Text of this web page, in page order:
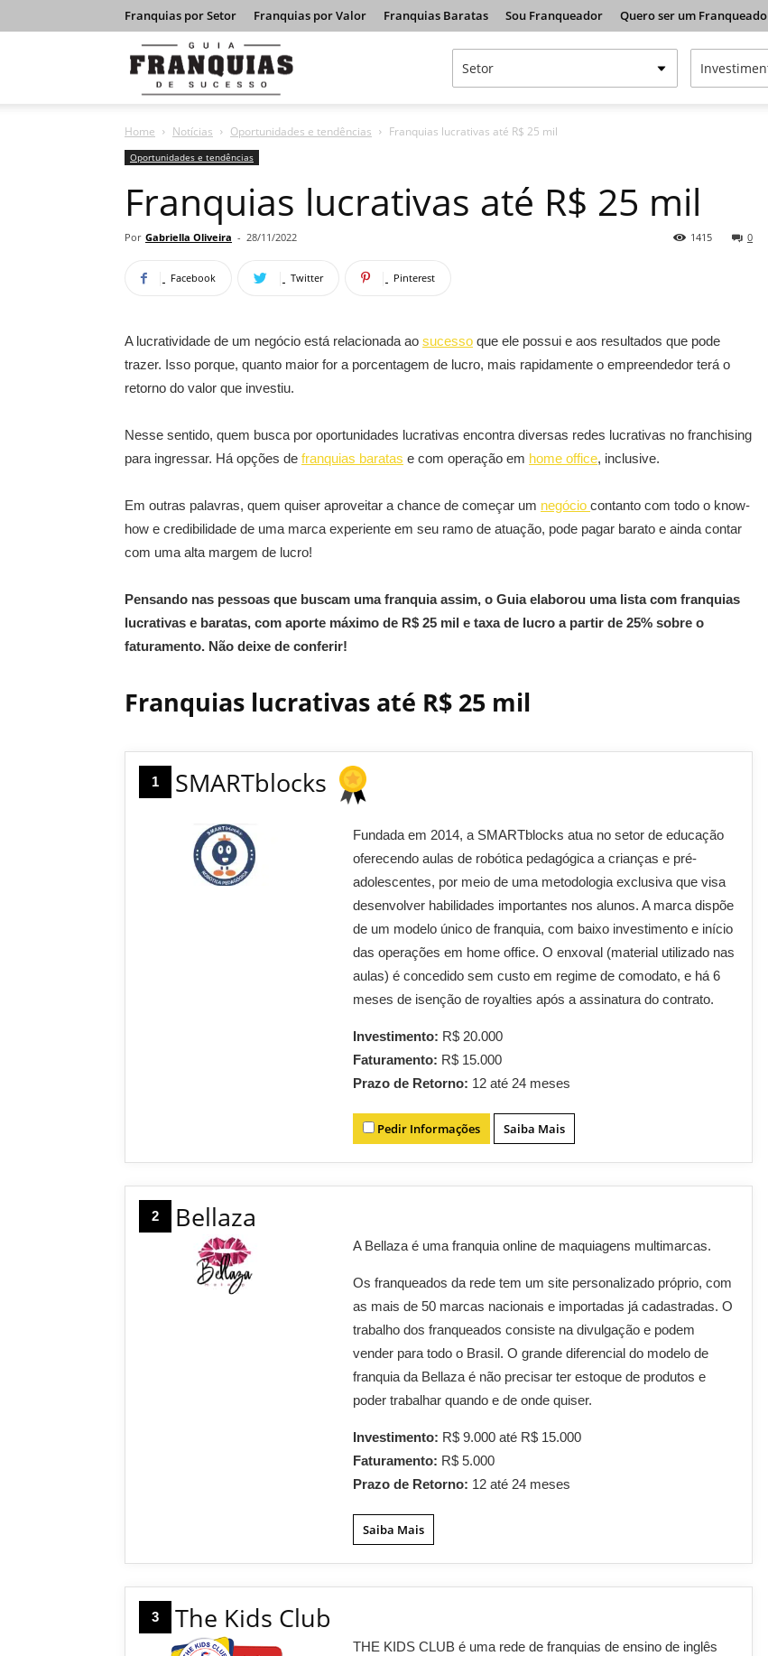
Franquias por Setor Franquias por Valor Franquias Baratas Sou Franqueador Quero ser um Franqueado
Franquias
Sucesso
Home Notícias Oportunidades e tendências Franquias lucrativas até R$ 25 mil
Oportunidades e tendências
Franquias lucrativas até R$ 25 mil
Por Gabriella Oliveira - 28/11/2022 0
1415
Facebook Twitter Pinterest
A lucratividade de um negócio está relacionada ao sucesso que ele possui e aos resultados que pode
trazer. Isso porque, quanto maior for a porcentagem de lucro, mais rapidamente o empreendedor terá o
retorno do valor que investiu.
Nesse sentido, quem busca por oportunidades lucrativas encontra diversas redes lucrativas no franchising
para ingressar. Há opções de franquias baratas e com operação em home office, inclusive.
Em outras palavras, quem quiser aproveitar a chance de começar um negócio contanto com todo o know-
how e credibilidade de uma marca experiente em seu ramo de atuação, pode pagar barato e ainda contar
com uma alta margem de lucro!
Pensando nas pessoas que buscam uma franquia assim, o Guia elaborou uma lista com franquias
lucrativas e baratas, com aporte máximo de R$ 25 mil e taxa de lucro a partir de 25% sobre o
faturamento. Não deixe de conferir!
Franquias lucrativas até R$ 25 mil
1 SMARTblocks
Fundada em 2014, a SMARTblocks atua no setor de educação
oferecendo aulas de robótica pedagógica a crianças e pré-
adolescentes, por meio de uma metodologia exclusiva que visa
desenvolver habilidades importantes nos alunos. A marca dispõe
de um modelo único de franquia, com baixo investimento e início
das operações em home office. O enxoval (material utilizado nas
aulas) é concedido sem custo em regime de comodato, e há 6
meses de isenção de royalties após a assinatura do contrato.
Investimento: R$ 20.000
Faturamento: R$ 15.000
Prazo de Retorno: 12 até 24 meses
Pedir Informações Saiba Mais
2 Bellaza
A Bellaza é uma franquia online de maquiagens multimarcas.
Os franqueados da rede tem um site personalizado próprio, com
as mais de 50 marcas nacionais e importadas já cadastradas. O
trabalho dos franqueados consiste na divulgação e podem
vender para todo o Brasil. O grande diferencial do modelo de
franquia da Bellaza é não precisar ter estoque de produtos e
poder trabalhar quando e de onde quiser.
Investimento: R$ 9.000 até R$ 15.000
Faturamento: R$ 5.000
Prazo de Retorno: 12 até 24 meses
Saiba Mais
3 The Kids Club
THE KIDS CLUB é uma rede de franquias de ensino de inglês